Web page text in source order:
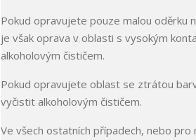
Pokud opravujete pouze malou oděrku
je však oprava v oblasti s vysokým
alkoholovým čističem.
Pokud opravujete oblast se ztrátou
vyčistit alkoholovým čističem.
Ve všech ostatních případech, nebo